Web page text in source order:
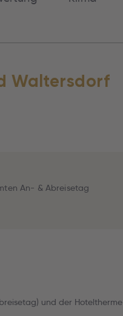
Waltersdorf
An- & Abreisetag
und der Hoteltherme